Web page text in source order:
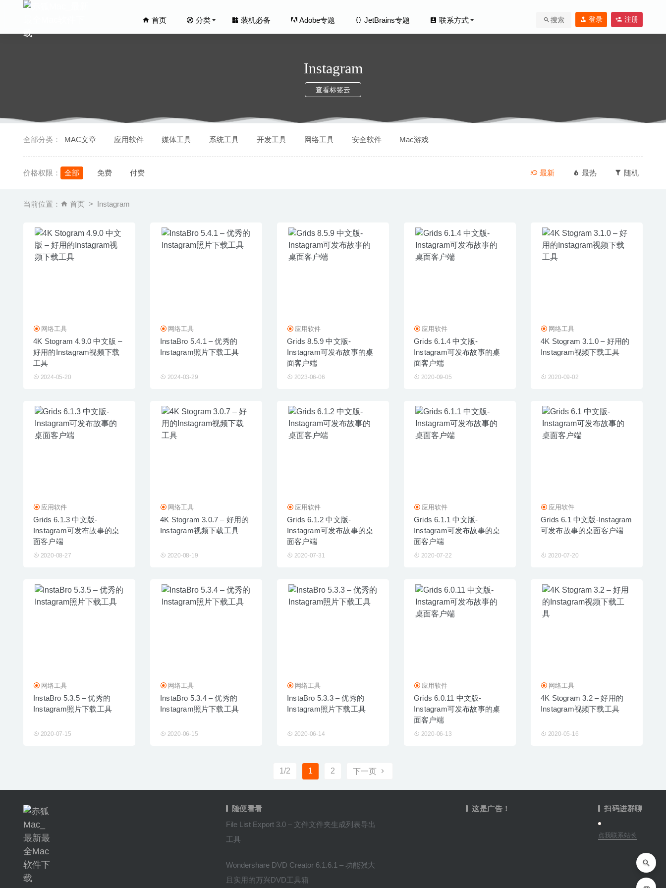
首页 分类 装机必备 Adobe专题 JetBrains专题 联系方式 搜索 登录 注册
Instagram
查看标签云
全部分类： MAC文章 应用软件 媒体工具 系统工具 开发工具 网络工具 安全软件 Mac游戏
价格权限： 全部 免费 付费 最新 最热 随机
当前位置： 首页 Instagram
网络工具
4K Stogram 4.9.0 中文版 –
好用的Instagram视频下载
工具
2024-05-20
网络工具
InstaBro 5.4.1 – 优秀的
Instagram照片下载工具
2024-03-29
应用软件
Grids 8.5.9 中文版-
Instagram可发布故事的桌
面客户端
2023-06-06
应用软件
Grids 6.1.4 中文版-
Instagram可发布故事的桌
面客户端
2020-09-05
网络工具
4K Stogram 3.1.0 – 好用的
Instagram视频下载工具
2020-09-02
应用软件
Grids 6.1.3 中文版-
Instagram可发布故事的桌
面客户端
2020-08-27
网络工具
4K Stogram 3.0.7 – 好用的
Instagram视频下载工具
2020-08-19
应用软件
Grids 6.1.2 中文版-
Instagram可发布故事的桌
面客户端
2020-07-31
应用软件
Grids 6.1.1 中文版-
Instagram可发布故事的桌
面客户端
2020-07-22
应用软件
Grids 6.1 中文版-Instagram
可发布故事的桌面客户端
2020-07-20
网络工具
InstaBro 5.3.5 – 优秀的
Instagram照片下载工具
2020-07-15
网络工具
InstaBro 5.3.4 – 优秀的
Instagram照片下载工具
2020-06-15
网络工具
InstaBro 5.3.3 – 优秀的
Instagram照片下载工具
2020-06-14
应用软件
Grids 6.0.11 中文版-
Instagram可发布故事的桌
面客户端
2020-06-13
网络工具
4K Stogram 3.2 – 好用的
Instagram视频下载工具
2020-05-16
1/2 1 2 下一页
随便看看
File List Export 3.0 – 文件文件夹生成列表导出
工具
Wondershare DVD Creator 6.1.6.1 – 功能强大
且实用的万兴DVD工具箱
这是广告！ 扫码进群聊
点我联系站长
2020-07-04